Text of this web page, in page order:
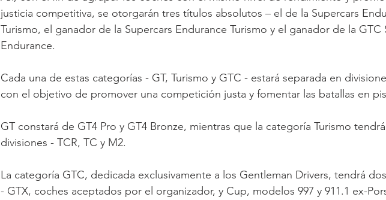
justicia competitiva, se otorgarán tres títulos absolutos – el de la Supercars
Turismo, el ganador de la Supercars Endurance Turismo y el ganador de la GTC
Endurance.
Cada una de estas categorías - GT, Turismo y GTC - estará separada en
con el objetivo de promover una competición justa y fomentar las batallas en
GT constará de GT4 Pro y GT4 Bronze, mientras que la categoría Turismo
divisiones - TCR, TC y M2.
La categoría GTC, dedicada exclusivamente a los Gentleman Drivers, tendrá
- GTX, coches aceptados por el organizador, y Cup, modelos 997 y 911.1 ex-